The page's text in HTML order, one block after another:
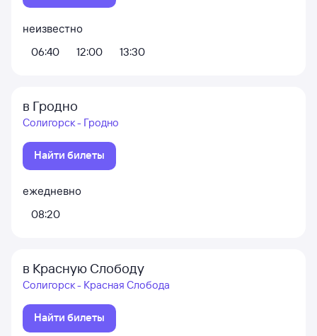
неизвестно
06:40
12:00 13:30
в Гродно
Солигорск - Гродно
Найти билеты
ежедневно
08:20
в Красную Слободу
Солигорск - Красная Слобода
Найти билеты